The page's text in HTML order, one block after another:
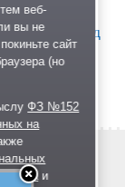
проезд
городе.
Фото
Форум
веб-
вы не
сайт
(но
ФЗ №152
на
и